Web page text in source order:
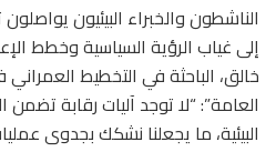
الناشطون والخبراء البيئيون
إلى غياب الرؤية السياسية وخطط
خالق، الباحثة في التخطيط
العامة”: “لا توجد آليات رقابة تضمن
البيئية، ما يجعلنا نشكك بجدوى